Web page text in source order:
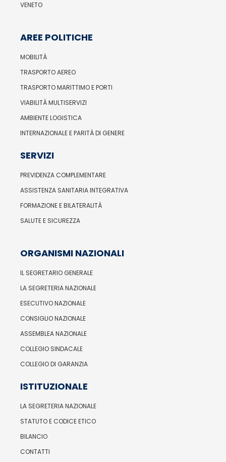
VENETO
AREE POLITICHE
MOBILITÀ
TRASPORTO AEREO
TRASPORTO MARITTIMO E PORTI
VIABILITÀ MULTISERVIZI
AMBIENTE LOGISTICA
INTERNAZIONALE E PARITÀ DI GENERE
SERVIZI
PREVIDENZA COMPLEMENTARE
ASSISTENZA SANITARIA INTEGRATIVA
FORMAZIONE E BILATERALITÀ
SALUTE E SICUREZZA
ORGANISMI NAZIONALI
IL SEGRETARIO GENERALE
LA SEGRETERIA NAZIONALE
ESECUTIVO NAZIONALE
CONSIGLIO NAZIONALE
ASSEMBLEA NAZIONALE
COLLEGIO SINDACALE
COLLEGIO DI GARANZIA
ISTITUZIONALE
LA SEGRETERIA NAZIONALE
STATUTO E CODICE ETICO
BILANCIO
CONTATTI